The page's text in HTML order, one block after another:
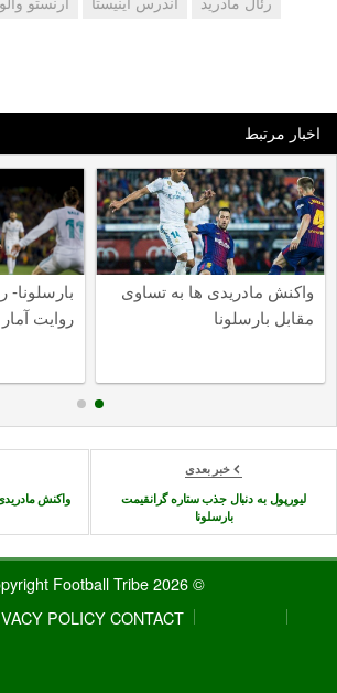
اخبار مرتبط
واکنش مادریدی ها به تساوی
مقابل بارسلونا
بارسلونا-
روایت
خبر بعدی
لیورپول به دنبال جذب ستاره گرانقیمت
بارسلونا
واکنش
© 2026 Copyright Football Tribe
CONTACT
POLICY